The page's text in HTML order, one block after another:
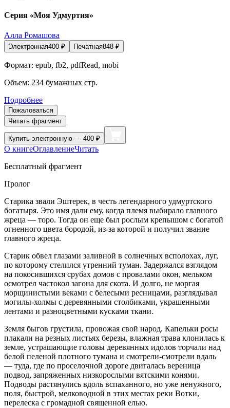
Серия «Моя Удмуртия»
Алла Ромашова
Электронная400 ₽ Печатная848 ₽
Формат: epub, fb2, pdfRead, mobi
Объем: 234 бумажных стр.
Подробнее
Пожаловаться
Читать фрагмент
Купить электронную — 400 ₽
О книгеОглавлениеЧитать
Бесплатный фрагмент
Пролог
Старика звали Эштерек, в честь легендарного удмуртского
богатыря. Это имя дали ему, когда племя выбирало главного
жреца — торо. Тогда он еще был рослым крепышом с богатой
огненного цвета бородой, из-за которой и получил звание
главного жреца.
Старик обвел глазами заливной в солнечных всполохах, луг,
по которому стелился утренний туман. Задержался взглядом
на покосившихся срубах домов с провалами окон, мельком
осмотрел частокол загона для скота. И долго, не моргая
морщинистыми веками с белесыми ресницами, разглядывал
могилы-холмы с деревянными столбиками, украшенными
лентами и разноцветными кусками ткани.
Земля быгов грустила, провожая свой народ. Капельки росы
плакали на резных листьях березы, влажная трава клонилась к
земле, устрашающие головы деревянных идолов торчали над
белой пеленой плотного тумана и смотрели-смотрели вдаль
— туда, где по проселочной дороге двигалась вереница
подвод, запряженных низкорослыми вятскими конями.
Подводы растянулись вдоль вспаханного, но уже ненужного,
поля, быстрой, мелководной в этих местах реки Вотки,
перелеска с громадной священной елью.